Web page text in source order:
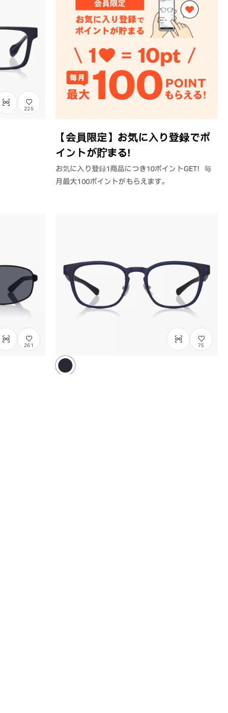
【会員限定】お気に入り登録でポ
イントが貯まる！
お気に入り登録1商品につき10ポイントGET！毎
月最大100ポイントがもらえます。
225
261 75